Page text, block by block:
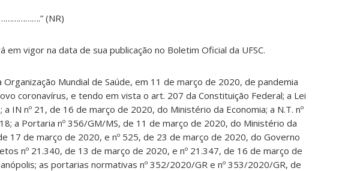
(NR)
vigor na data de sua publicação no Boletim Oficial da UFSC.
Mundial de Saúde, em 11 de março de 2020, de pandemia
coronavírus, e tendo em vista o art. 207 da Constituição Federal; a Lei
IN nº 21, de 16 de março de 2020, do Ministério da Economia; a N.T. nº
a Portaria nº 356/GM/MS, de 11 de março de 2020, do Ministério da
17 de março de 2020, e nº 525, de 23 de março de 2020, do Governo
nº 21.340, de 13 de março de 2020, e nº 21.347, de 16 de março de
as portarias normativas nº 352/2020/GR e nº 353/2020/GR, de